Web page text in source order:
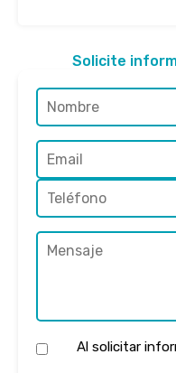
Solicite
Al solicitar